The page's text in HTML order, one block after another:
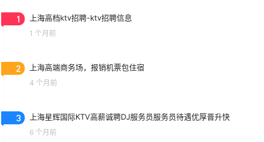
1 上海高档ktv招聘-ktv招聘信息
1 个月前
2 上海高端商务场，报销机票包住宿
4 个月前
3 上海星辉国际KTV高薪诚聘DJ服务员服务员待遇优厚晋升快
6 个月前